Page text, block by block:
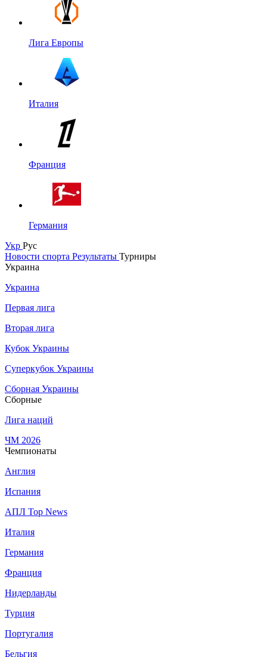
Лига Европы
Италия
Франция
Германия
Укр Рус
Новости спорта Результаты Турниры
Украина
Украина
Первая лига
Вторая лига
Кубок Украины
Суперкубок Украины
Сборная Украины
Сборные
Лига наций
ЧМ 2026
Чемпионаты
Англия
Испания
АПЛ Top News
Италия
Германия
Франция
Нидерланды
Турция
Португалия
Бельгия